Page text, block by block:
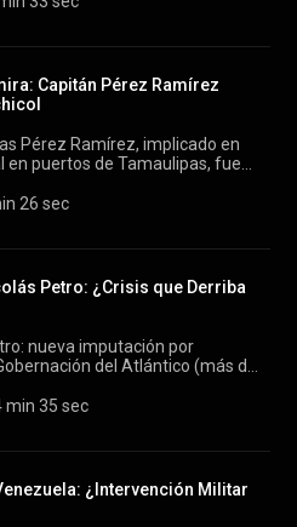
Capitán Pérez Ramírez
Pérez Ramírez, implicado en
en puertos de Tamaulipas, fue
del caso: red de
26 sec
Petro: ¿Crisis que Derriba
nueva imputación por
del Atlántico (más de
por corrupción y falsedad
min 35 sec
¿Intervención Militar